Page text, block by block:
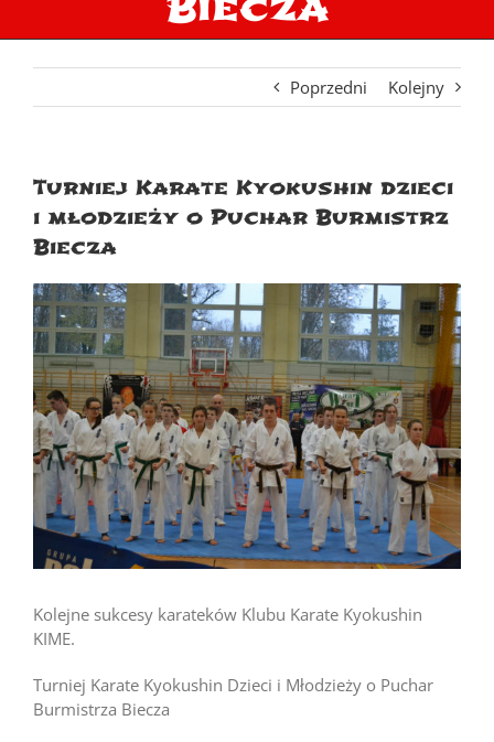
Poprzedni Kolejny
Turniej Karate Kyokushin dzieci
i młodzieży o Puchar Burmistrz
Biecza
Kolejne sukcesy karateków Klubu Karate Kyokushin
KIME.
Turniej Karate Kyokushin Dzieci i Młodzieży o Puchar
Burmistrza Biecza